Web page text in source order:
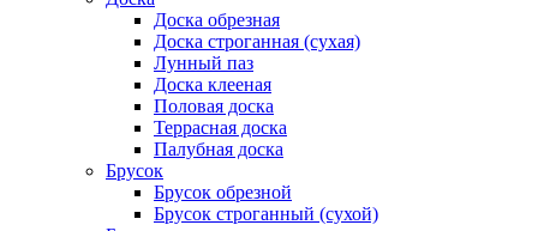
Доска обрезная
Доска строганная (сухая)
Лунный паз
Доска клееная
Половая доска
Террасная доска
Палубная доска
Брусок
Брусок обрезной
Брусок строганный (сухой)